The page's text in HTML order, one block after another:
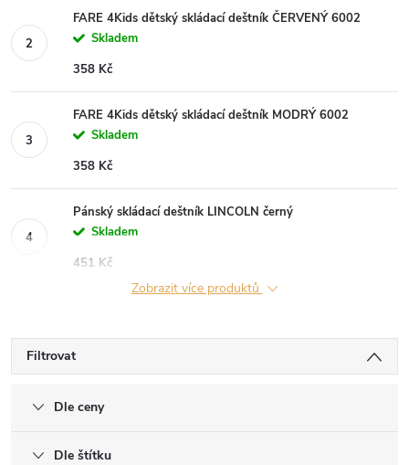
FARE 4Kids dětský skládací deštník ČERVENÝ 6002
Skladem
358 Kč
FARE 4Kids dětský skládací deštník MODRÝ 6002
Skladem
358 Kč
Pánský skládací deštník LINCOLN černý
Skladem
451 Kč
Zobrazit více produktů
Filtrovat
Dle ceny
Dle štítku